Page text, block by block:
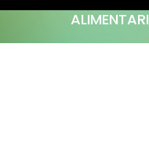
ALIMENTARI